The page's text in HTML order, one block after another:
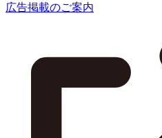
広告掲載のご案内